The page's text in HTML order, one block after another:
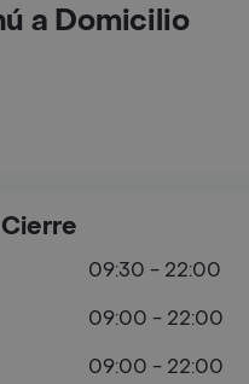
a Domicilio
09:30 - 22:00
09:00 - 22:00
09:00 - 22:00